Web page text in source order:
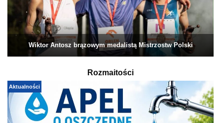
Wiktor Antosz brązowym medalistą Mistrzostw Polski
Rozmaitości
Aktualności